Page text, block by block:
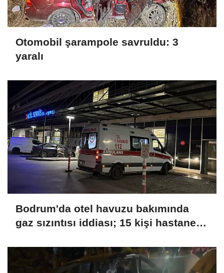
Otomobil şarampole savruldu: 3
yaralı
Bodrum'da otel havuzu bakımında
gaz sızıntısı iddiası; 15 kişi hastaneye